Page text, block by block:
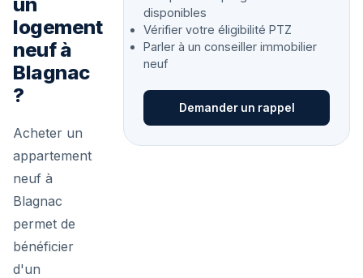
logement
neuf à
Blagnac
?
Acheter un
appartement
neuf à
Blagnac
permet de
bénéficier
d'un
disponibles
Vérifier votre éligibilité PTZ
Parler à un conseiller immobilier
neuf
Demander un rappel